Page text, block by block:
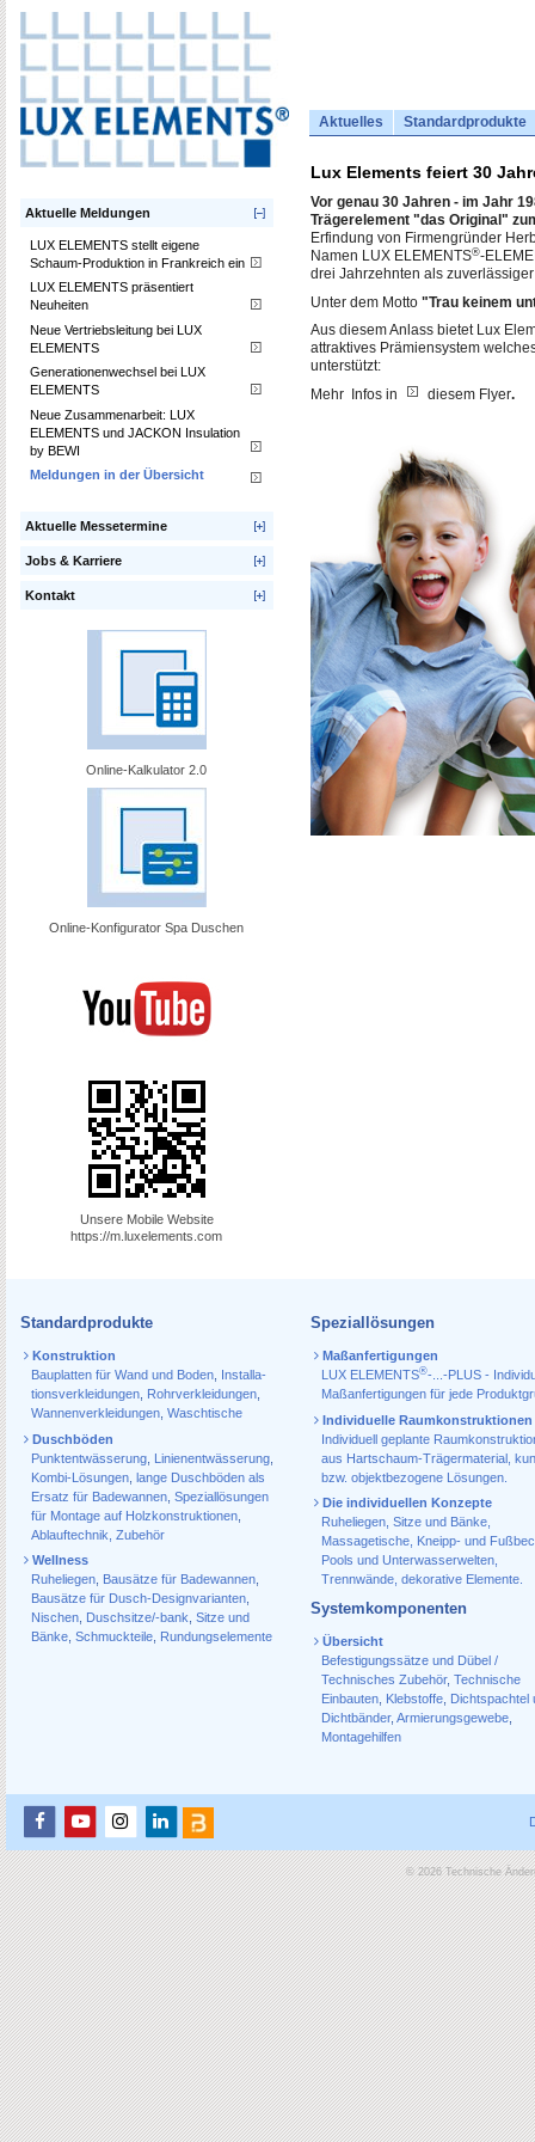
Aktuelles Standardprodukte
Aktuelle Meldungen
LUX ELEMENTS stellt eigene
Schaum-Produktion in Frankreich ein
LUX ELEMENTS präsentiert
Neuheiten
Neue Vertriebsleitung bei LUX
ELEMENTS
Generationenwechsel bei LUX
ELEMENTS
Neue Zusammenarbeit: LUX
ELEMENTS und JACKON Insulation
by BEWI
Meldungen in der Übersicht
Aktuelle Messetermine
Jobs & Karriere
Kontakt
Online-Kalkulator 2.0
Online-Konfigurator Spa Duschen
Unsere Mobile Website
https://m.luxelements.com
Lux Elements feiert 30
Vor genau 30 Jahren - im Jahr
Trägerelement "das Original"
Erfindung von Firmengründer
Namen LUX ELEMENTS®-
drei Jahrzehnten als
Unter dem Motto "Trau keinem
Aus diesem Anlass bietet Lux
attraktives Prämiensystem
unterstützt:
Mehr Infos in
diesem Flyer.
Standardprodukte
Konstruktion
Bauplatten für Wand und Boden Installa­
tions­verkleidungen Rohr­verkleidungen
Wannen­verkleidungen Waschtische
Duschböden
Punktentwässerung Linienentwässerung
Kombi-Lösungen lange Duschböden als
Ersatz für Badewannen Speziallösungen
für Montage auf Holzkonstruktionen
Ablauf­technik, Zubehör
Wellness
Ruheliegen
Bausätze für Badewannen
Bausätze für Dusch-Designvarianten
Nischen
Duschsitze/-bank Sitze und
Bänke Schmuckteile Rundungselemente
Speziallösungen
Maßanfertigungen
LUX ELEMENTS®-...-PLUS -
Maßanfertigungen für jede
Individuelle Raumkonstruktionen
Individuell geplante
aus Hartschaum-Trägermaterial,
bzw. objektbezogene Lösungen.
Die individuellen Konzepte
Ruheliegen, Sitze und Bänke,
Massagetische, Kneipp- und
Pools und Unterwasserwelten,
Trennwände, dekorative Elemente.
Systemkomponenten
Übersicht
Befestigungssätze und Dübel /
Technisches Zubehör, Technische
Einbauten, Klebstoffe,
Dichtspachtel
Dichtbänder, Armierungsgewebe,
Montagehilfen
© 2026 Technische